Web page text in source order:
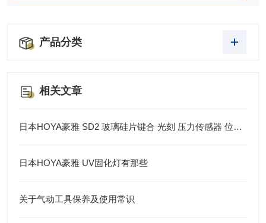
产品分类
相关文章
日本HOYA豪雅 SD2 玻璃硅片键合 光刻 压力传感器 位移传感器 半导体
日本HOYA豪雅 UV固化灯有那些
关于气动工具保养及使用常识